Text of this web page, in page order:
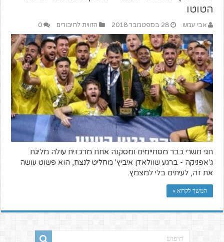
הטוטו
אבי עמש 28 בספטמבר 2018 הזווית לחיבורים 0
חגי תשרי כבר מסתיימים ומסקנה אחת מרכזית עולה מליגת
ג'אפניקה - ברגע שוולאדן איביץ' מחליט לנצח, הוא פשוט עושה
את זה, לעיתים בלי למצמץ.
המשך לקרוא »